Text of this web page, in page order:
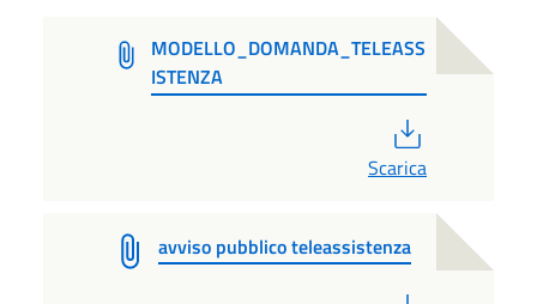
MODELLO_DOMANDA_TELEASS
ISTENZA
Scarica
avviso pubblico teleassistenza